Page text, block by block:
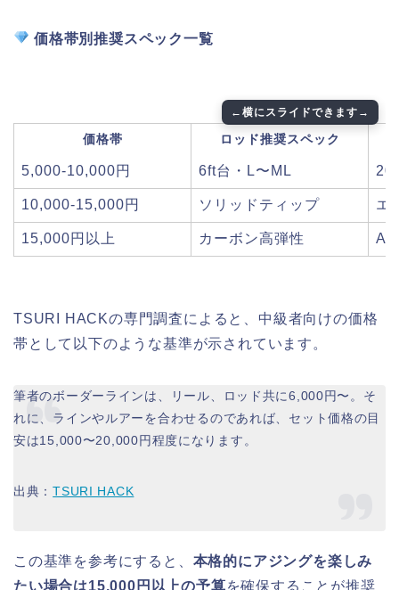
価格帯別推奨スペック一覧
価格帯 ロッド推奨スペック
5,000-10,000円 6ft台・L〜ML
10,000-15,000円 ソリッドティップ エ
15,000円以上 カーボン高弾性
TSURI HACKの専門調査によると、中級者向けの価格
帯として以下のような基準が示されています。
筆者のボーダーラインは、リール、ロッド共に6,000円〜。そ
れに、ラインやルアーを合わせるのであれば、セット価格の目
安は15,000〜20,000円程度になります。
出典：TSURI HACK
この基準を参考にすると、 本格的にアジングを楽しみ
たい場合は15,000円以上の予算を確保することが推奨